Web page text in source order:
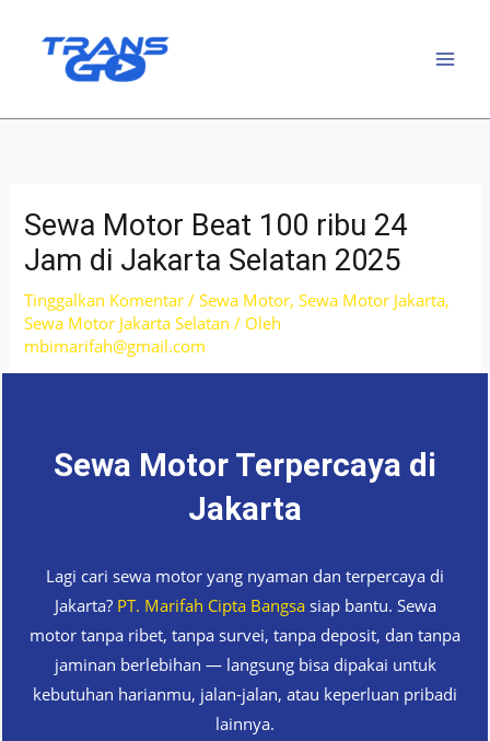
Sewa Motor Beat 100 ribu 24
Jam di Jakarta Selatan 2025
Tinggalkan Komentar /Sewa Motor,Sewa Motor Jakarta,
Sewa Motor Jakarta Selatan / Oleh
mbimarifah@gmail.com
Sewa Motor Terpercaya di
Jakarta
Lagi cari sewa motor yang nyaman dan terpercaya di
Jakarta? PT. Marifah Cipta Bangsasiap bantu. Sewa
motor tanpa ribet, tanpa survei, tanpa deposit, dan tanpa
jaminan berlebihan — langsung bisa dipakai untuk
kebutuhan harianmu, jalan-jalan, atau keperluan pribadi
lainnya.